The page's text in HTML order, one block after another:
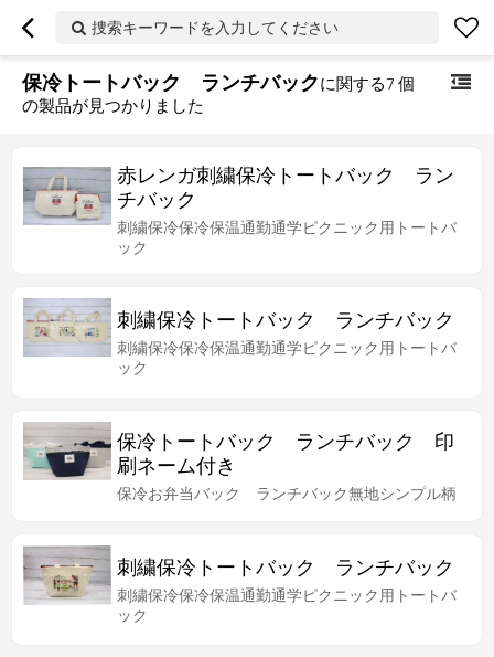
捜索キーワードを入力してください
保冷トートバック ランチバックに関する7個
の製品が見つかりました
赤レンガ刺繍保冷トートバック ラン
チバック
刺繍保冷保冷保温通勤通学ピクニック用トートバ
ック
刺繍保冷トートバック ランチバック
刺繍保冷保冷保温通勤通学ピクニック用トートバ
ック
保冷トートバック ランチバック 印
刷ネーム付き
保冷お弁当バック ランチバック無地シンプル柄
刺繍保冷トートバック ランチバック
刺繍保冷保冷保温通勤通学ピクニック用トートバ
ック